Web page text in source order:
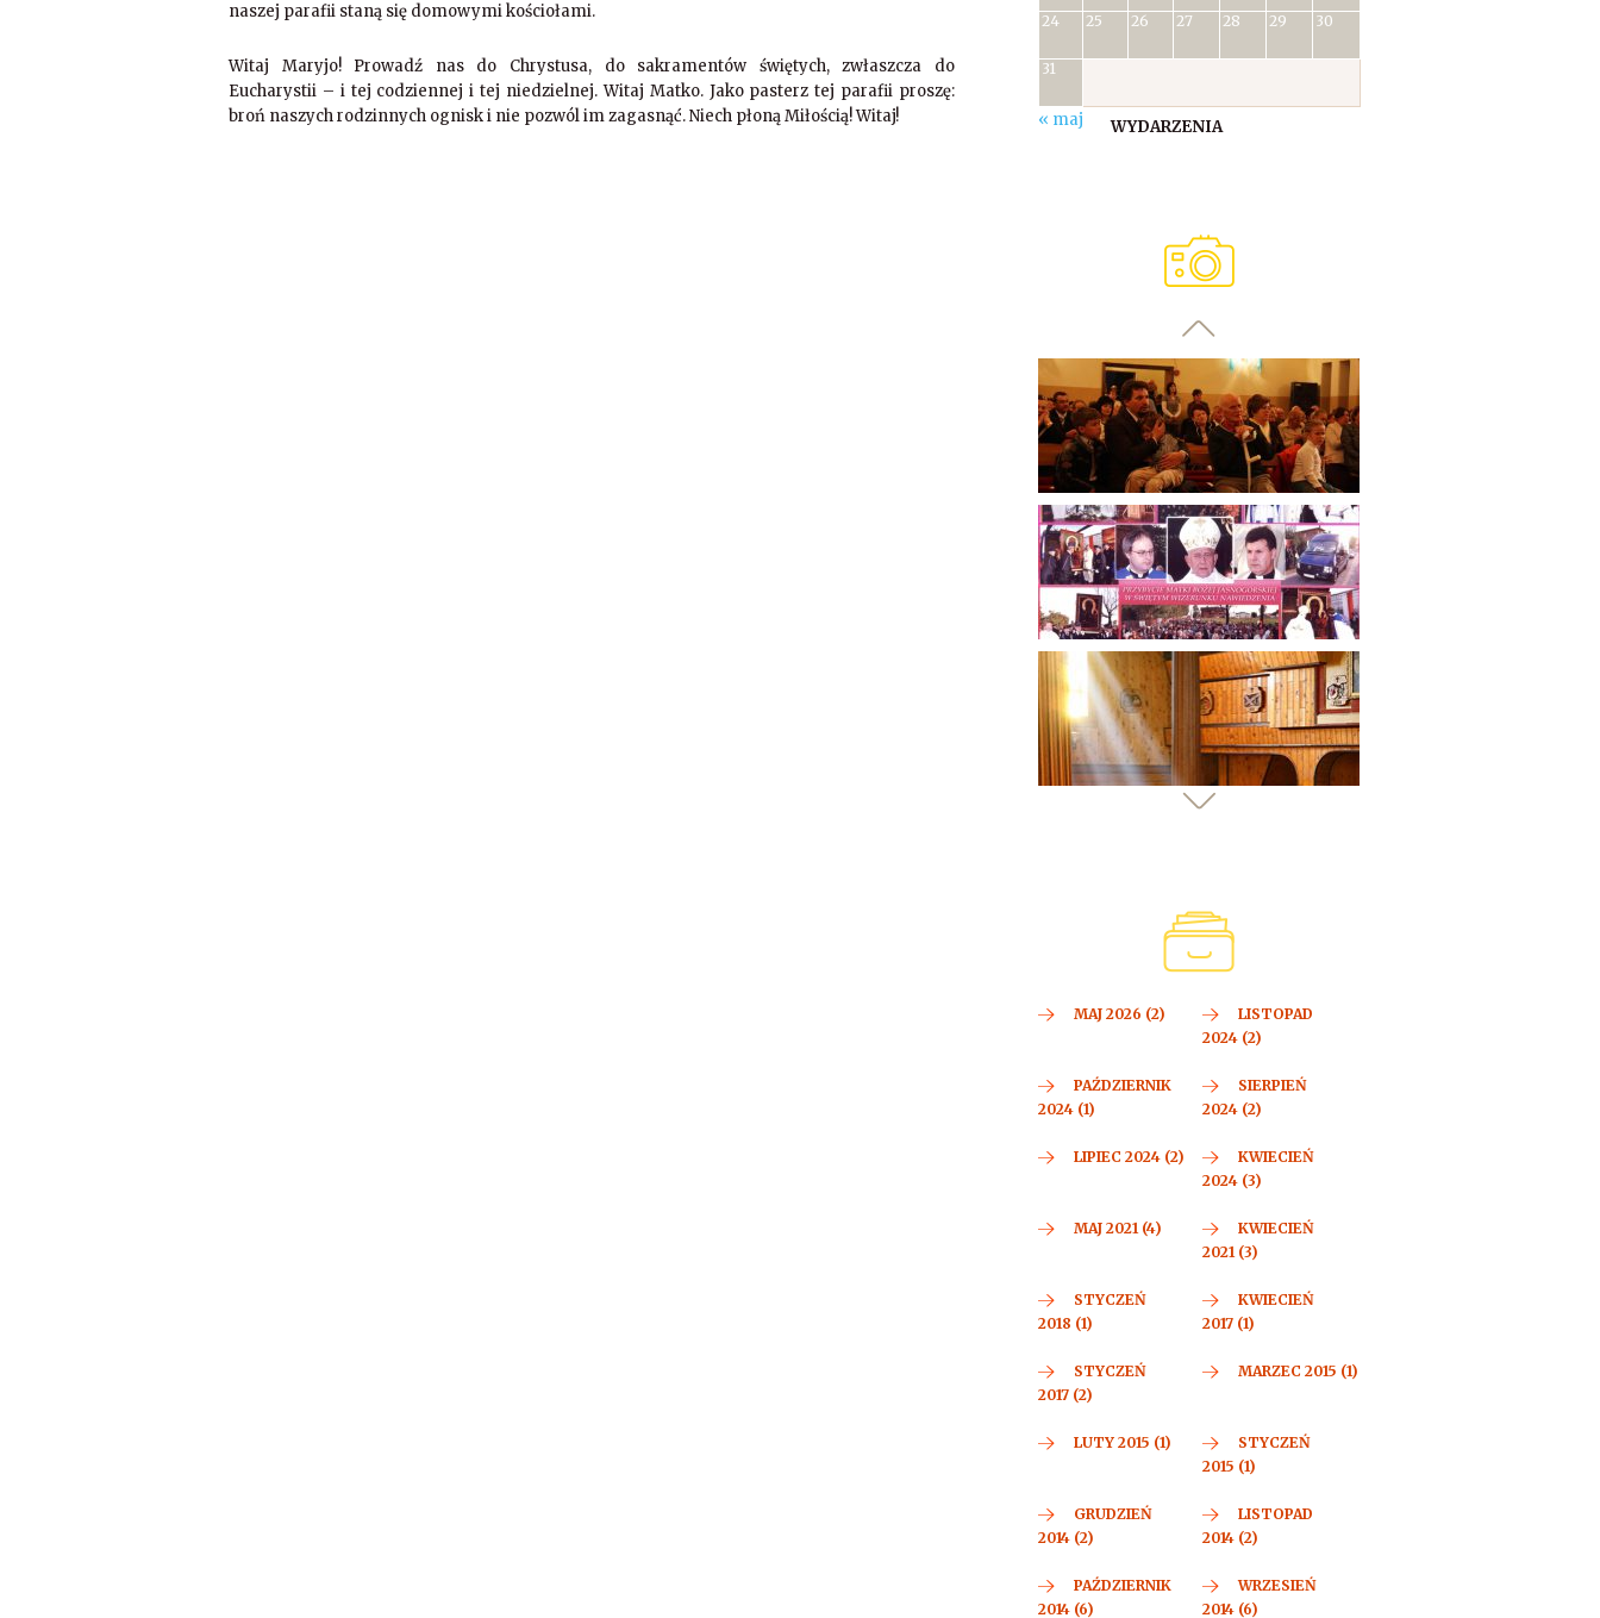
naszej parafii staną się domowymi kościołami.
Witaj Maryjo! Prowadź nas do Chrystusa, do sakramentów świętych, zwłaszcza do
Eucharystii – i tej codziennej i tej niedzielnej. Witaj Matko. Jako pasterz tej parafii proszę:
broń naszych rodzinnych ognisk i nie pozwól im zagasnąć. Niech płoną Miłością! Witaj!
24 25 26 27 28 29 30
31
« maj WYDARZENIA
MAJ 2026 (2)
LISTOPAD
2024 (2)
PAŹDZIERNIK
2024 (1)
SIERPIEŃ
2024 (2)
LIPIEC 2024 (2)
KWIECIEŃ
2024 (3)
MAJ 2021 (4)
KWIECIEŃ
2021 (3)
STYCZEŃ
2018 (1)
KWIECIEŃ
2017 (1)
STYCZEŃ
2017 (2)
MARZEC 2015 (1)
LUTY 2015 (1)
STYCZEŃ
2015 (1)
GRUDZIEŃ
2014 (2)
LISTOPAD
2014 (2)
PAŹDZIERNIK
2014 (6)
WRZESIEŃ
2014 (6)